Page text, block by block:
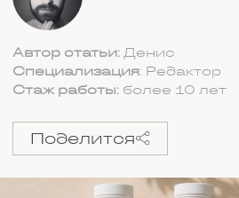
СОДЕРЖАНИЕ:
ПОЧЕМУ ВАЖНО ПРАВИЛЬНО
ПРИНИМАТЬ ЛЕКАРСТВА
КАК МЕНЯЕТСЯ ДЕЙСТВИЕ
ЛЕКАРСТВ